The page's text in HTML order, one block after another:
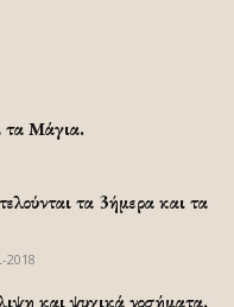
τα Μάγια.
τα 3ήμερα και τα
2018
και ψυχικά νοσήματα.